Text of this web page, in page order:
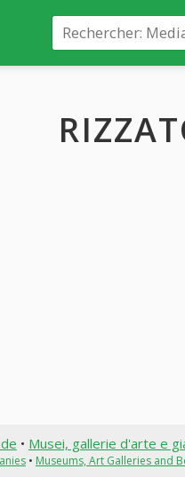
• Musei, gallerie d'arte e
• Museums, Art Galleries and